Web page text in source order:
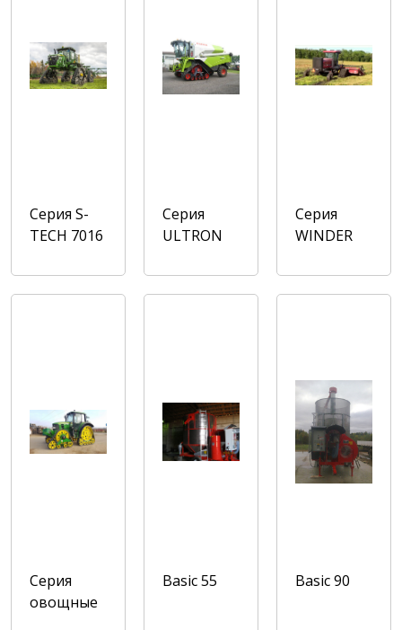
Cерия S-
TECH 7016
Серия
ULTRON
Cерия
WINDER
Серия
овощные
Basic 55 Basic 90